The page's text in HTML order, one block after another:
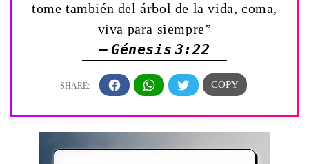
tome también del árbol de la vida, coma,
viva para siempre”
— Génesis 3:22